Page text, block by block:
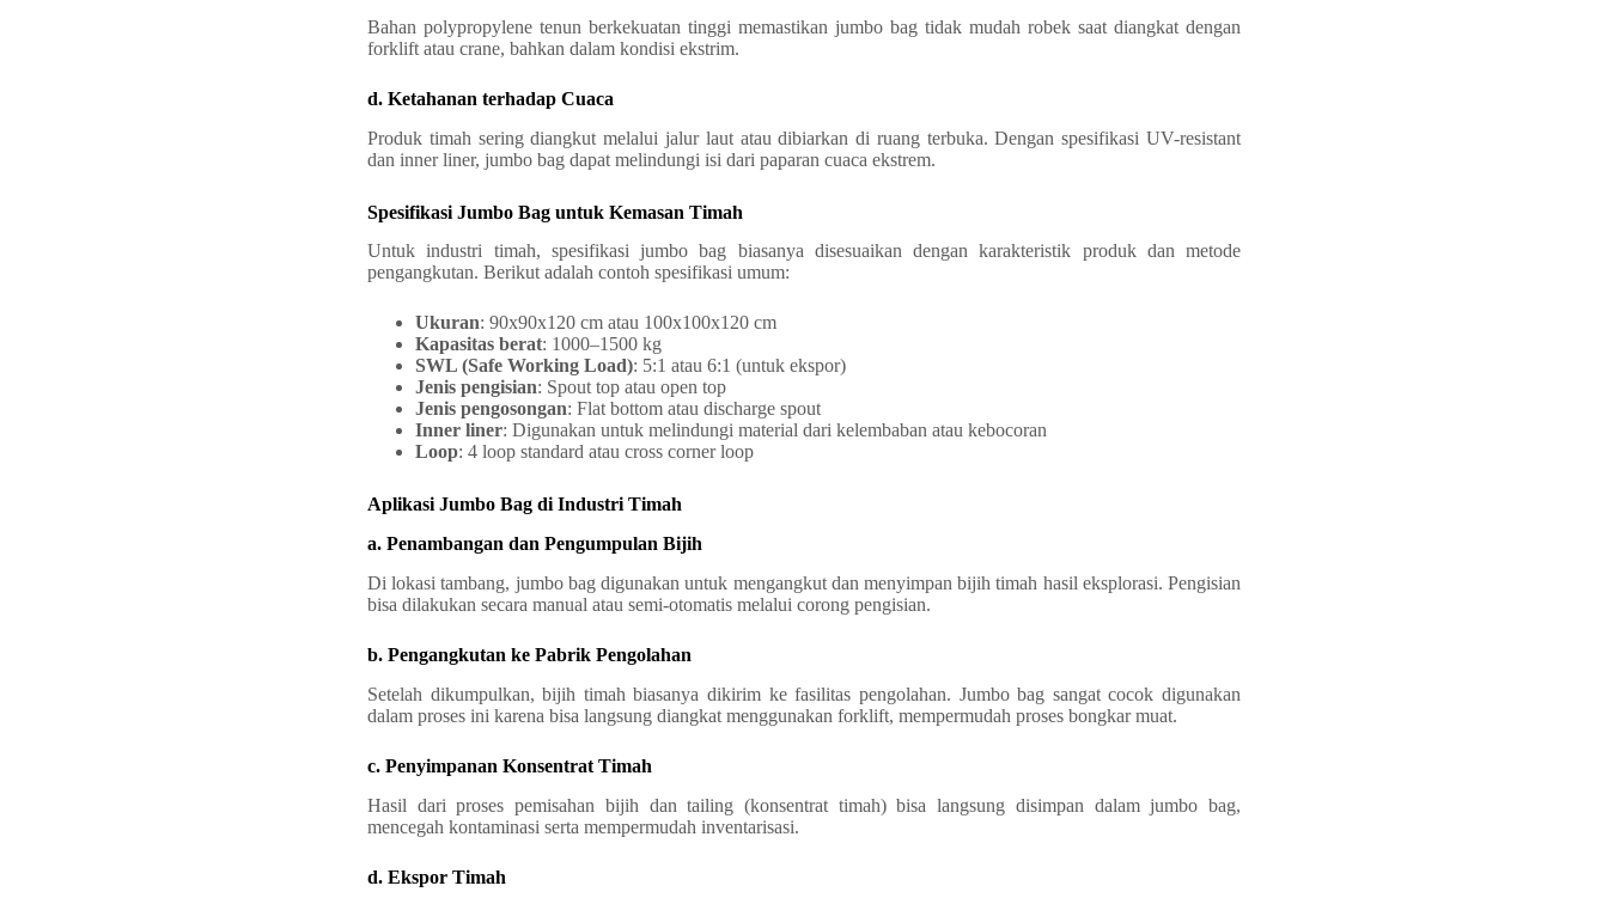
Bahan polypropylene tenun berkekuatan tinggi memastikan jumbo bag tidak mudah robek saat diangkat dengan
forklift atau crane, bahkan dalam kondisi ekstrim.
d. Ketahanan terhadap Cuaca
Produk timah sering diangkut melalui jalur laut atau dibiarkan di ruang terbuka. Dengan spesifikasi UV-resistant
dan inner liner, jumbo bag dapat melindungi isi dari paparan cuaca ekstrem.
Spesifikasi Jumbo Bag untuk Kemasan Timah
Untuk industri timah, spesifikasi jumbo bag biasanya disesuaikan dengan karakteristik produk dan metode
pengangkutan. Berikut adalah contoh spesifikasi umum:
Ukuran: 90x90x120 cm atau 100x100x120 cm
Kapasitas berat: 1000–1500 kg
SWL (Safe Working Load): 5:1 atau 6:1 (untuk ekspor)
Jenis pengisian: Spout top atau open top
Jenis pengosongan: Flat bottom atau discharge spout
Inner liner: Digunakan untuk melindungi material dari kelembaban atau kebocoran
Loop: 4 loop standard atau cross corner loop
Aplikasi Jumbo Bag di Industri Timah
a. Penambangan dan Pengumpulan Bijih
Di lokasi tambang, jumbo bag digunakan untuk mengangkut dan menyimpan bijih timah hasil eksplorasi. Pengisian
bisa dilakukan secara manual atau semi-otomatis melalui corong pengisian.
b. Pengangkutan ke Pabrik Pengolahan
Setelah dikumpulkan, bijih timah biasanya dikirim ke fasilitas pengolahan. Jumbo bag sangat cocok digunakan
dalam proses ini karena bisa langsung diangkat menggunakan forklift, mempermudah proses bongkar muat.
c. Penyimpanan Konsentrat Timah
Hasil dari proses pemisahan bijih dan tailing (konsentrat timah) bisa langsung disimpan dalam jumbo bag,
mencegah kontaminasi serta mempermudah inventarisasi.
d. Ekspor Timah